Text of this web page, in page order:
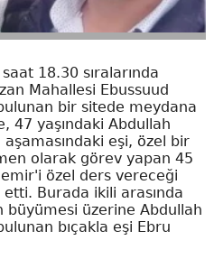
18.30 sıralarında
Mahallesi Ebussuud
bir sitede meydana
47 yaşındaki Abdullah
eşi, özel bir
olarak görev yapan 45
özel ders vereceği
Burada ikili arasında
büyümesi üzerine Abdullah
bıçakla eşi Ebru